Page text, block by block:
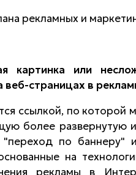
рекламных и
картинка или
страницах в
ссылкой, по
более
"переход по
на
рекламы в